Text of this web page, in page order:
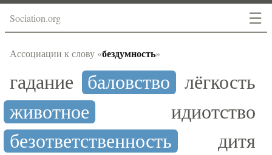
☰
Sociation.org
Ассоциации к слову «бездумность»
гадание баловство лёгкость
животное
идиотство
безответственность
дитя